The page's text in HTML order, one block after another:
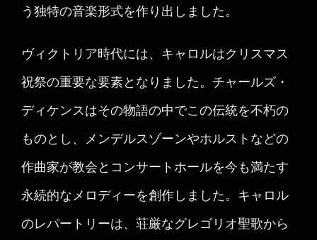
う独特の音楽形式を作り出しました。
ヴィクトリア時代には、キャロルはクリスマス
祝祭の重要な要素となりました。チャールズ・
ディケンスはその物語の中でこの伝統を不朽の
ものとし、メンデルスゾーンやホルストなどの
作曲家が教会とコンサートホールを今も満たす
永続的なメロディーを創作しました。キャロル
のレパートリーは、荘厳なグレゴリオ聖歌から